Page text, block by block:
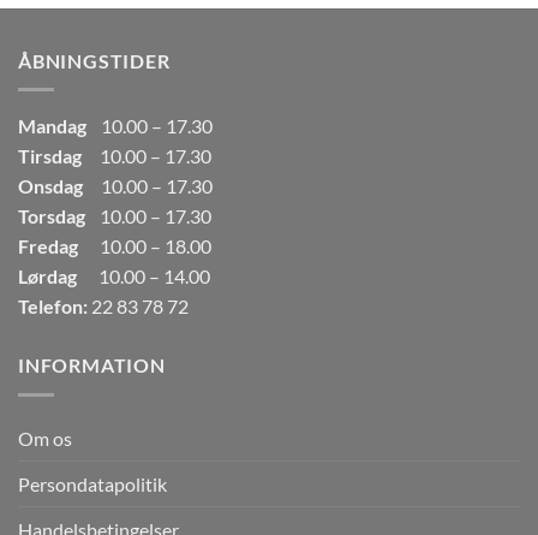
var:
er:
ÅBNINGSTIDER
Mandag
10.00 – 17.30
Tirsdag
10.00 – 17.30
Onsdag
10.00 – 17.30
Torsdag
10.00 – 17.30
Fredag
10.00 – 18.00
Lørdag
10.00 – 14.00
Telefon: 22 83 78 72
INFORMATION
Om os
Persondatapolitik
Handelsbetingelser